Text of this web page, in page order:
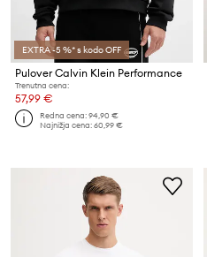
EXTRA -5 %* s kodo OFF
Pulover Calvin Klein Performance
Trenutna cena:
57,99 €
Redna cena:94,90 €
Najnižja cena:60,99 €